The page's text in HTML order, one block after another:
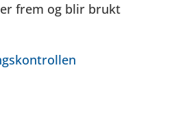
frem og blir brukt